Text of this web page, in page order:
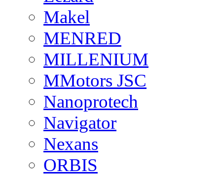
Makel
MENRED
MILLENIUM
MMotors JSC
Nanoprotech
Navigator
Nexans
ORBIS